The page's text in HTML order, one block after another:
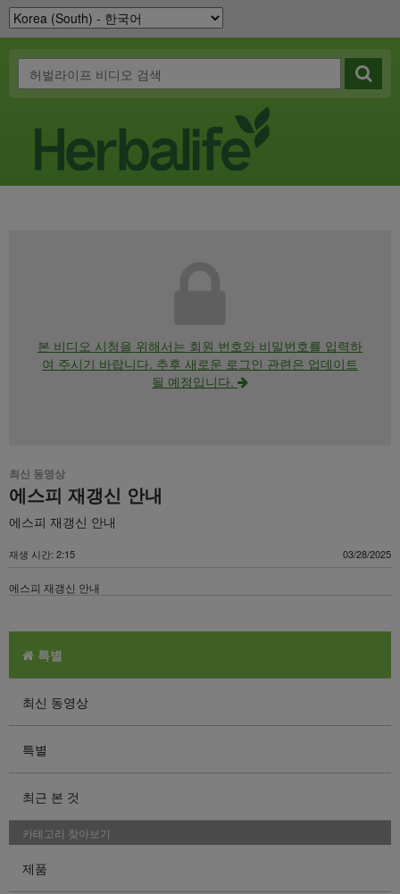
본 비디오 시청을 위해서는 회원 번호와 비밀번호를 입력하
여 주시기 바랍니다. 추후 새로운 로그인 관련은 업데이트
될 예정입니다.
최신 동영상
에스피 재갱신 안내
에스피 재갱신 안내
재생 시간: 2:15 03/28/2025
에스피 재갱신 안내
특별
최신 동영상
특별
최근 본 것
카테고리 찾아보기
제품